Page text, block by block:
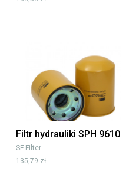
Filtr hydrauliki SPH 9610
SF Filter
135,79 zł